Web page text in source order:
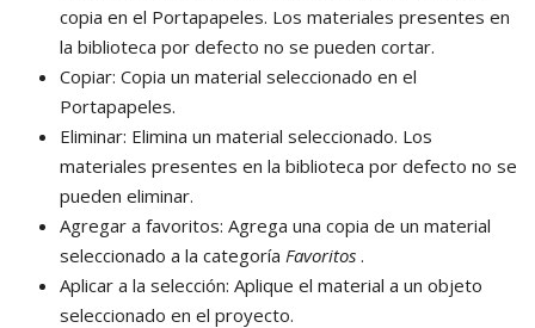
copia en el Portapapeles. Los materiales presentes en
la biblioteca por defecto no se pueden cortar.
Copiar: Copia un material seleccionado en el
Portapapeles.
Eliminar: Elimina un material seleccionado. Los
materiales presentes en la biblioteca por defecto no se
pueden eliminar.
Agregar a favoritos: Agrega una copia de un material
seleccionado a la categoría Favoritos .
Aplicar a la selección: Aplique el material a un objeto
seleccionado en el proyecto.